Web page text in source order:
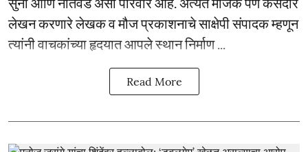
लेखन करणारे लेखक व मौज प्रकाशनाचे साक्षेपी संपादक म्हणून
त्यांनी वाचकांच्या हृदयात आपले स्थान निर्माण ...
Read More